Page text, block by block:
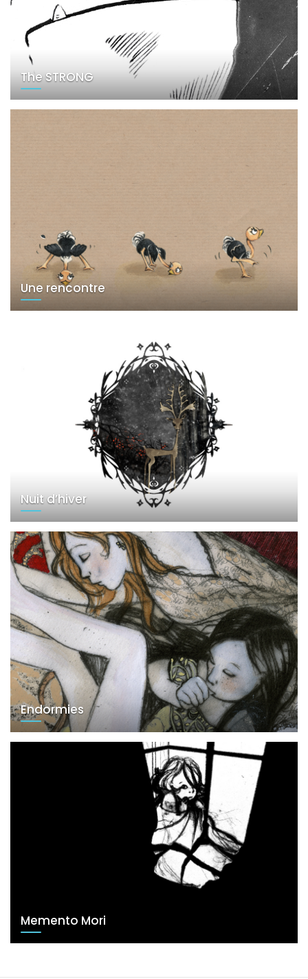
The STRONG
Une rencontre
Nuit d’hiver
Endormies
Memento Mori